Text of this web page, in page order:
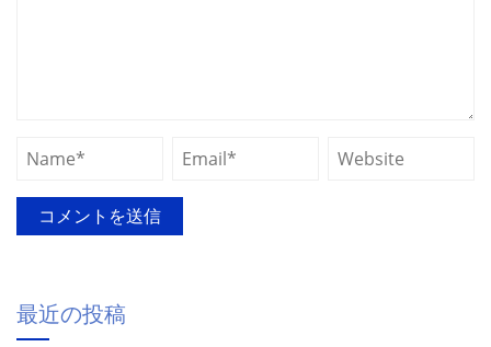
最近の投稿